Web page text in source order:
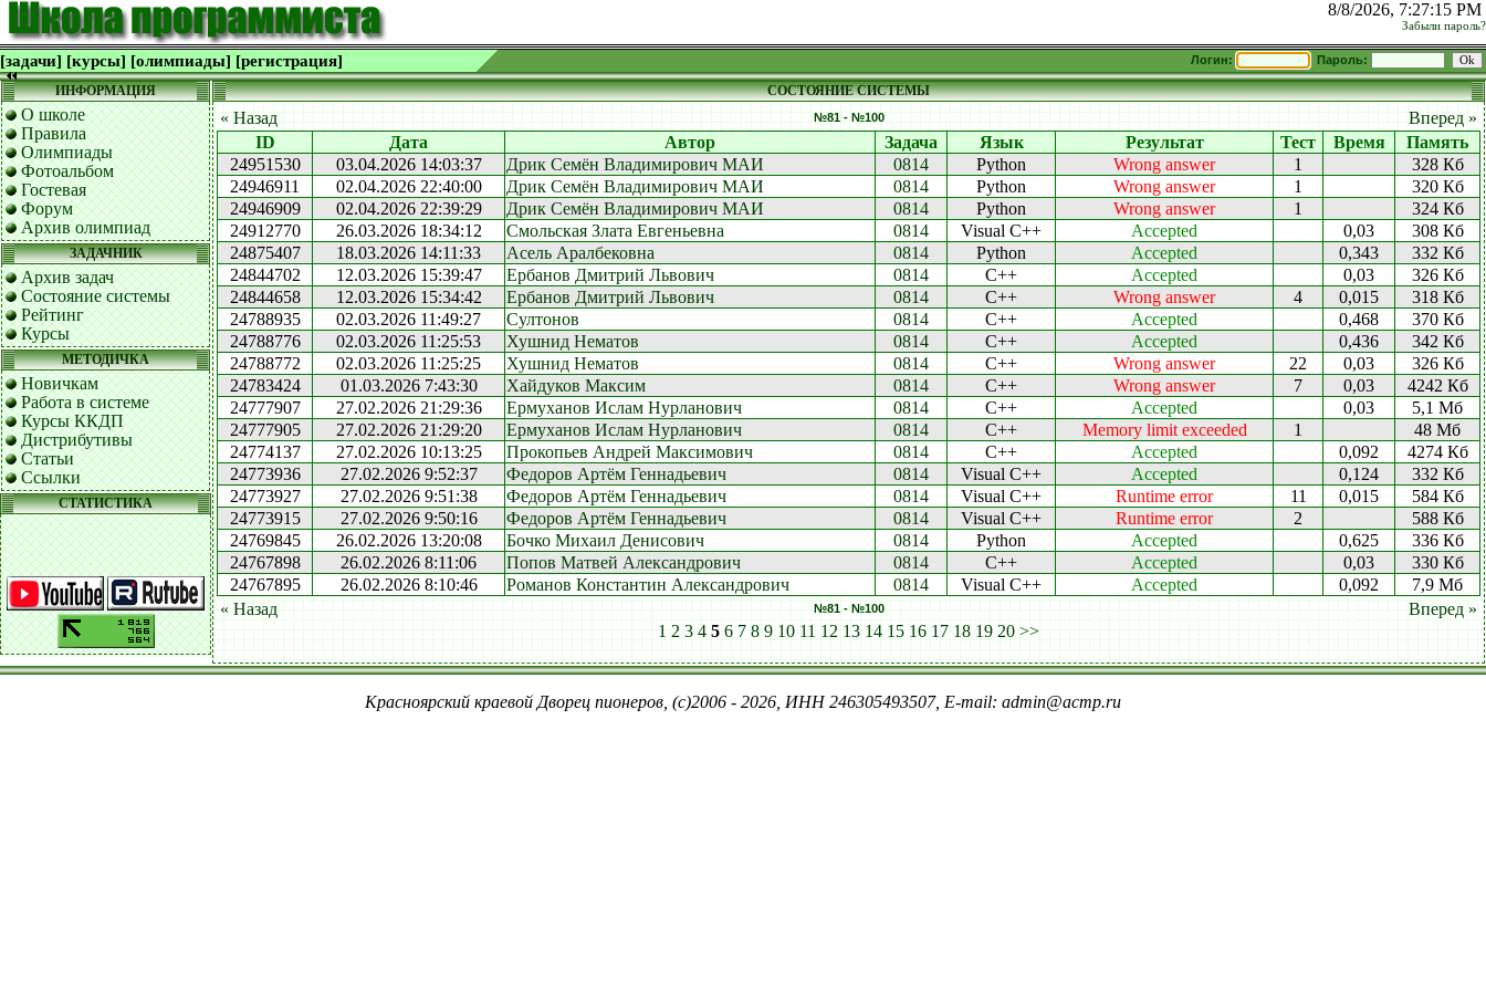
8/8/2026, 7:27:15 PM
Забыли пароль?
[задачи] [курсы] [олимпиады] [регистрация] Логин: Пароль:
ИНФОРМАЦИЯ
О школе
Правила
Олимпиады
Фотоальбом
Гостевая
Форум
Архив олимпиад
ЗАДАЧНИК
Архив задач
Состояние системы
Рейтинг
Курсы
МЕТОДИЧКА
Новичкам
Работа в системе
Курсы ККДП
Дистрибутивы
Статьи
Ссылки
СТАТИСТИКА
СОСТОЯНИЕ СИСТЕМЫ
« Назад №81 - №100
Вперед »
ID
Дата Автор Задача Язык Результат Тест Время
Память
24951530
03.04.2026 14:03:37 Дрик Семён Владимирович МАИ 0814 Python Wrong answer 1
328 Кб
24946911
02.04.2026 22:40:00 Дрик Семён Владимирович МАИ 0814 Python Wrong answer 1
320 Кб
24946909
02.04.2026 22:39:29 Дрик Семён Владимирович МАИ 0814 Python Wrong answer 1
324 Кб
24912770
26.03.2026 18:34:12 Смольская Злата Евгеньевна 0814 Visual C++ Accepted 0,03
308 Кб
24875407
18.03.2026 14:11:33 Асель Аралбековна 0814 Python Accepted 0,343
332 Кб
24844702
12.03.2026 15:39:47 Ербанов Дмитрий Львович 0814 C++ Accepted 0,03
326 Кб
24844658
12.03.2026 15:34:42 Ербанов Дмитрий Львович 0814 C++ Wrong answer 4 0,015
318 Кб
24788935
02.03.2026 11:49:27 Султонов 0814 C++ Accepted 0,468
370 Кб
24788776
02.03.2026 11:25:53 Хушнид Нематов 0814 C++ Accepted 0,436
342 Кб
24788772
02.03.2026 11:25:25 Хушнид Нематов 0814 C++ Wrong answer 22 0,03
326 Кб
24783424
01.03.2026 7:43:30 Хайдуков Максим 0814 C++ Wrong answer 7 0,03
4242 Кб
24777907
27.02.2026 21:29:36 Ермуханов Ислам Нурланович 0814 C++ Accepted 0,03
5,1 Мб
24777905
27.02.2026 21:29:20 Ермуханов Ислам Нурланович 0814 C++ Memory limit exceeded 1
48 Мб
24774137
27.02.2026 10:13:25 Прокопьев Андрей Максимович 0814 C++ Accepted 0,092
4274 Кб
24773936
27.02.2026 9:52:37 Федоров Артём Геннадьевич 0814 Visual C++ Accepted 0,124
332 Кб
24773927
27.02.2026 9:51:38 Федоров Артём Геннадьевич 0814 Visual C++ Runtime error 11 0,015
584 Кб
24773915
27.02.2026 9:50:16 Федоров Артём Геннадьевич 0814 Visual C++ Runtime error 2
588 Кб
24769845
26.02.2026 13:20:08 Бочко Михаил Денисович 0814 Python Accepted 0,625
336 Кб
24767898
26.02.2026 8:11:06 Попов Матвей Александрович 0814 C++ Accepted 0,03
330 Кб
24767895
26.02.2026 8:10:46 Романов Константин Александрович 0814 Visual C++ Accepted 0,092
7,9 Мб
« Назад
№81 - №100
Вперед »
1 2 3 4 5 6 7 8 9 10 11 12 13 14 15 16 17 18 19 20 >>
Красноярский краевой Дворец пионеров, (c)2006 - 2026, ИНН 246305493507, E-mail: admin@acmp.ru